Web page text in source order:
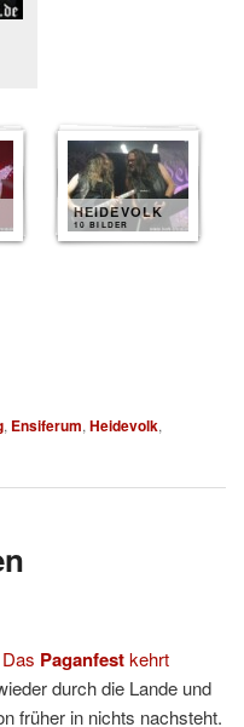
HEIDEVOLK
10 BILDER
, Ensiferum, Heidevolk,
Das Paganfestkehrt
durch die Lande und
früher in nichts nachsteht.